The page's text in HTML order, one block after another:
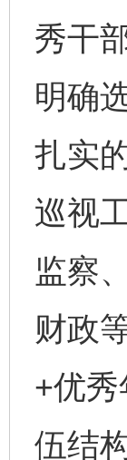
秀干
明确
扎实
巡视
监察
财政
+优
伍结构